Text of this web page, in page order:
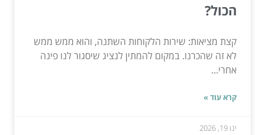
הכול?
קצת מציאות: שירות הלקוחות השתנה, והוא ממש ממש
לא זה שהכרנו. במקום להמתין לנציג שיסגור לנו פינה
אחרי...
קרא עוד »
ינו 19, 2026